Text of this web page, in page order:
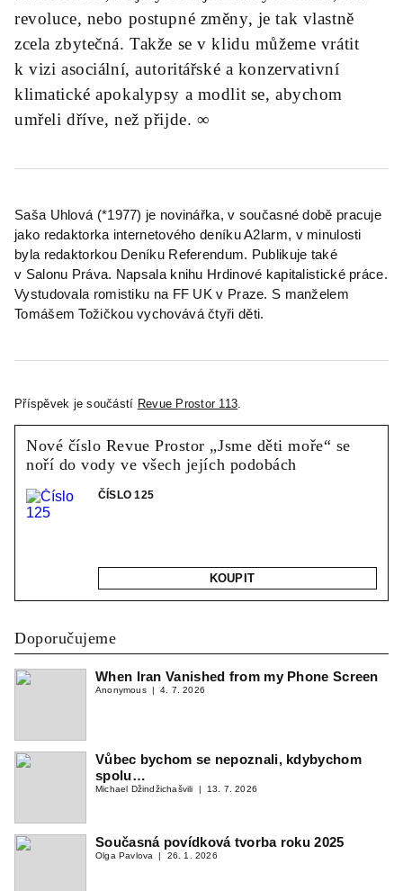
revoluce, nebo postupné změny, je tak vlastně
zcela zbytečná. Takže se v klidu můžeme vrátit
k vizi asociální, autoritářské a konzervativní
klimatické apokalypsy a modlit se, abychom
umřeli dříve, než přijde. ∞
Saša Uhlová (*1977) je novinářka, v současné době pracuje
jako redaktorka internetového deníku A2larm, v minulosti
byla redaktorkou Deníku Referendum. Publikuje také
v Salonu Práva. Napsala knihu Hrdinové kapitalistické práce.
Vystudovala romistiku na FF UK v Praze. S manželem
Tomášem Tožičkou vychovává čtyři děti.
Příspěvek je součástí Revue Prostor 113.
Nové číslo Revue Prostor „Jsme děti moře“ se
noří do vody ve všech jejích podobách
ČÍSLO 125
KOUPIT
Doporučujeme
When Iran Vanished from my Phone Screen
Anonymous 4. 7. 2026
Vůbec bychom se nepoznali, kdybychom
spolu…
Michael Džindžichašvili 13. 7. 2026
Současná povídková tvorba roku 2025
Olga Pavlova 26. 1. 2026